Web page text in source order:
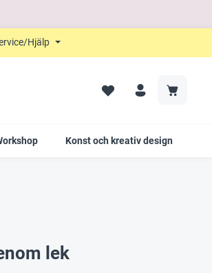
Hjälp
Konst och kreativ design
lek